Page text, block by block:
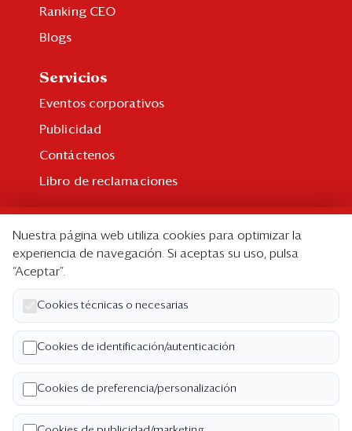
Ranking CEO
Blogs
Servicios
Eventos corporativos
Publicidad
Contáctenos
Libro de reclamaciones
Suscripción individual
Paquetes corporativos
Edición Impresa
Nosotros
Quiénes somos
Código de ética
Términos y Condiciones
Nuestra página web utiliza cookies para optimizar la
experiencia de navegación. Si aceptas su uso, pulsa
“Aceptar”.
Cookies técnicas o necesarias
Cookies de identificación/autenticación
Cookies de preferencia/personalización